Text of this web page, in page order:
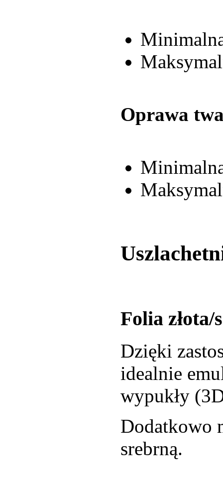
Oprawa
Folia
Dzięki
idealnie
wypukły
Dodatkowo
srebrną.